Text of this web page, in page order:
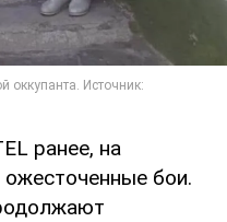
ранее, на
бои.